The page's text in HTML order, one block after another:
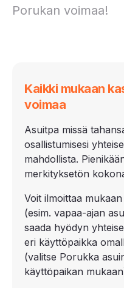
Porukan voimaa!
Kaikki mukaan
voimaa
Asuitpa missä
osallistumisesi
mahdollista.
merkityksetön
Voit ilmoittaa
(esim. vapaa-ajan
saada hyödyn
eri käyttöpaikka
(valitse Porukka
käyttöpaikan